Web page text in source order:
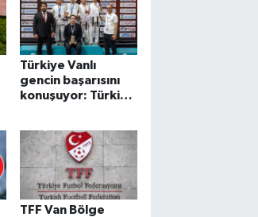
Türkiye Vanlı
gencin başarısını
konuşuyor: Türkiye
TFF Van Bölge